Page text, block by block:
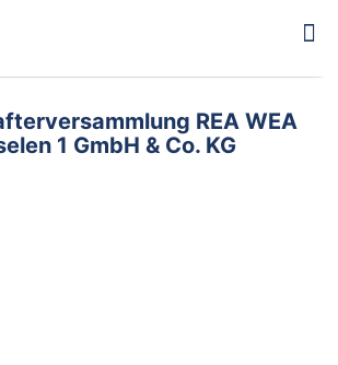
REA WEA
1 GmbH & Co. KG